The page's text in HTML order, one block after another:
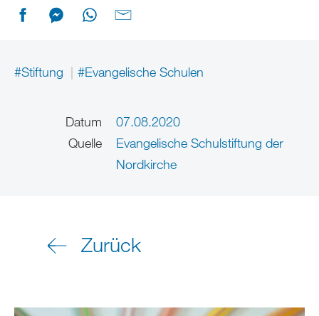
#Stiftung #Evangelische Schulen
Datum
07.08.2020
Quelle
Evangelische Schulstiftung der
Nordkirche
Zurück